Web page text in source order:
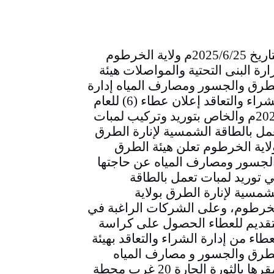
التاريخ 2025/6/25م ولاية الخرطوم
البنى التحتية والمواصلات هيئة
والجسور ومصارف المياه إدارة
الشراء والتعاقد إعلان عطاء (6) للعام
2025م والخاص بتوريد وتركيب لمبات
بالطاقة الشمسية لإنارة الطرق
الخرطوم تعلن هيئة الطرق
ومصارف المياه عن حاجتها
توريد لمبات تعمل بالطاقة
لإنارة الطرق بولاية
وعلى الشركات الراغبة في
للعطاء الحصول على كراسة
من إدارة الشراء والتعاقد بهيئة
والجسور و مصارف المياه
بمقرها بالثورة الحارة 20 غرب محطة